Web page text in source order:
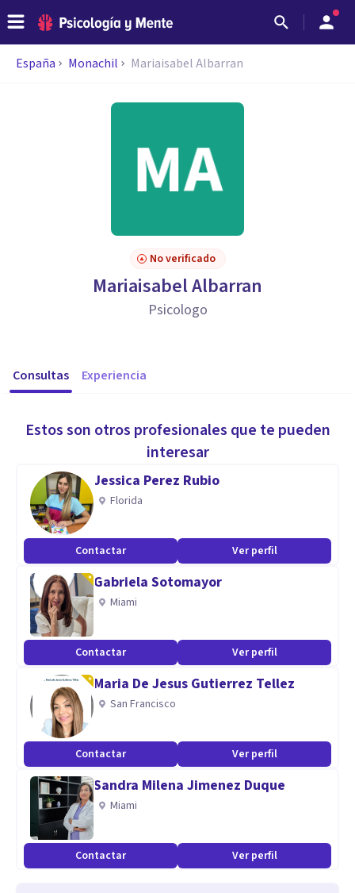
España Monachil Mariaisabel Albarran
No verificado
Mariaisabel Albarran
Psicologo
Consultas Experiencia
Estos son otros profesionales que te pueden
interesar
Jessica Perez Rubio
Florida
Contactar Ver perfil
Gabriela Sotomayor
Miami
Contactar Ver perfil
Maria De Jesus Gutierrez Tellez
San Francisco
Contactar Ver perfil
Sandra Milena Jimenez Duque
Miami
Contactar Ver perfil